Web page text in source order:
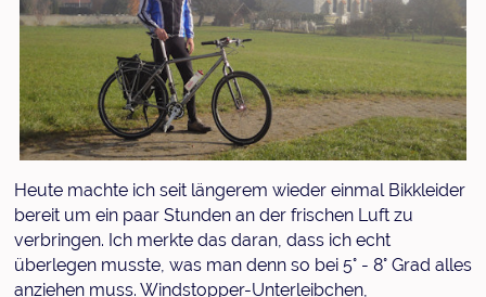
Heute machte ich seit längerem wieder einmal Bikkleider
bereit um ein paar Stunden an der frischen Luft zu
verbringen. Ich merkte das daran, dass ich echt
überlegen musste, was man denn so bei 5° - 8° Grad alles
anziehen muss. Windstopper-Unterleibchen,